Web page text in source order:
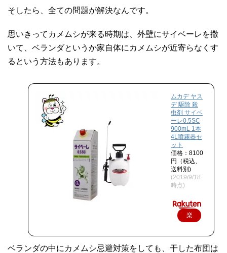
そしたら、全ての問題が解決なんです。
思いきってカメムシが来る時期は、外壁にサイベーレを撒
いて、ベランダというか家自体にカメムシが近寄らなくす
るという方法もあります。
ムカデ ヤス
デ 駆除 殺
虫剤 サイベ
ーレ0.5SC
900mL 1本
4L噴霧器セ
ット
価格：8100
円（税込、
送料別)
(2019/9/18
時点)
楽
ベランダの中にカメムシ忌避対策をしても、干した布団は